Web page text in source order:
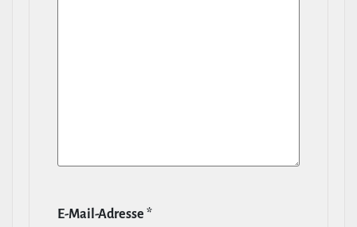
E‑Mail-​Adresse *